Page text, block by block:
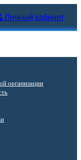
Личный кабинет
организации